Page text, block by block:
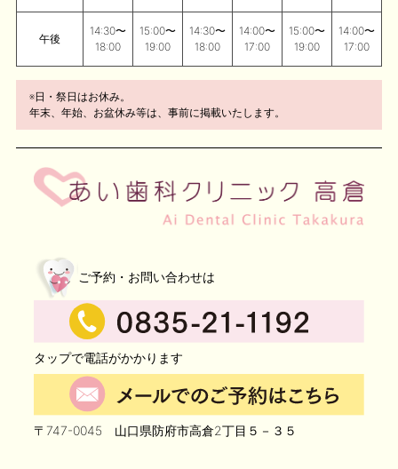
午後
14:30〜
18:00
15:00〜
19:00
14:30〜
18:00
14:00〜
17:00
15:00〜
19:00
14:00〜
17:00
※日・祭日はお休み。
年末、年始、お盆休み等は、事前に掲載いたします。
ご予約・お問い合わせは
タップで電話がかかります
〒747-0045 山口県防府市高倉2丁目５－３５